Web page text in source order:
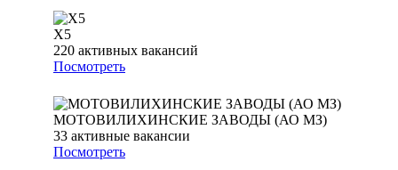
Х5
220 активных вакансий
Посмотреть
МОТОВИЛИХИНСКИЕ ЗАВОДЫ (АО МЗ)
33 активные вакансии
Посмотреть